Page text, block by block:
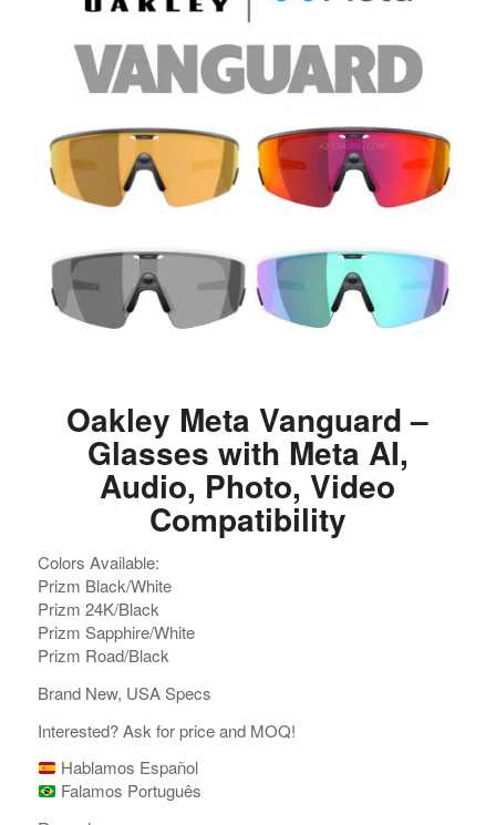
Oakley Meta Vanguard –
Glasses with Meta AI,
Audio, Photo, Video
Compatibility
Colors Available:
Prizm Black/White
Prizm 24K/Black
Prizm Sapphire/White
Prizm Road/Black
Brand New, USA Specs
Interested? Ask for price and MOQ!
Hablamos Español
Falamos Português